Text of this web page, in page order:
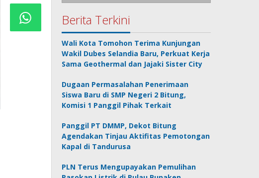
Berita Terkini
Wali Kota Tomohon Terima Kunjungan
Wakil Dubes Selandia Baru, Perkuat Kerja
Sama Geothermal dan Jajaki Sister City
Dugaan Permasalahan Penerimaan
Siswa Baru di SMP Negeri 2 Bitung,
Komisi 1 Panggil Pihak Terkait
Panggil PT DMMP, Dekot Bitung
Agendakan Tinjau Aktifitas Pemotongan
Kapal di Tandurusa
PLN Terus Mengupayakan Pemulihan